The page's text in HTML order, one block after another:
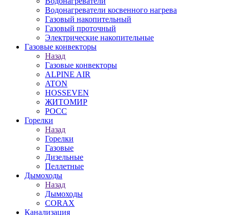
Водонагреватели косвенного нагрева
Газовый накопительный
Газовый проточный
Электрические накопительные
Газовые конвекторы
Назад
Газовые конвекторы
ALPINE AIR
ATON
HOSSEVEN
ЖИТОМИР
РОСС
Горелки
Назад
Горелки
Газовые
Дизельные
Пеллетные
Дымоходы
Назад
Дымоходы
CORAX
Канализация